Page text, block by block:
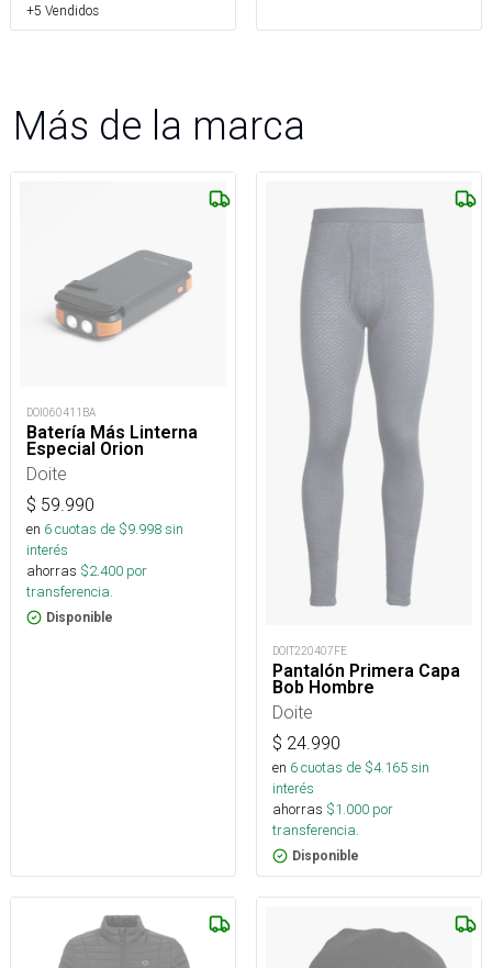
+5 Vendidos
Más de la marca
DOI060411BA
Batería Más Linterna
Especial Orion
Doite
$ 59.990
en 6cuotas de $9.998sin
interés
ahorras $2.400 por
transferencia.
Disponible
DOIT220407FE
Pantalón Primera Capa
Bob Hombre
Doite
$ 24.990
en 6cuotas de $4.165sin
interés
ahorras $1.000 por
transferencia.
Disponible